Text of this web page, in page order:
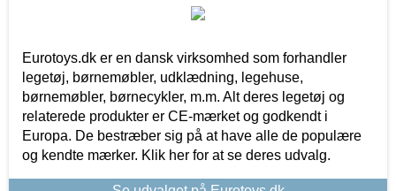
Eurotoys.dk er en dansk virksomhed som forhandler
legetøj, børnemøbler, udklædning, legehuse,
børnemøbler, børnecykler, m.m. Alt deres legetøj og
relaterede produkter er CE-mærket og godkendt i
Europa. De bestræber sig på at have alle de populære
og kendte mærker. Klik her for at se deres udvalg.